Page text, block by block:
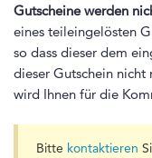
Gutscheine werden
eines teileingelösten
so dass dieser dem
dieser Gutschein
wird Ihnen für die
Bitte kontaktieren